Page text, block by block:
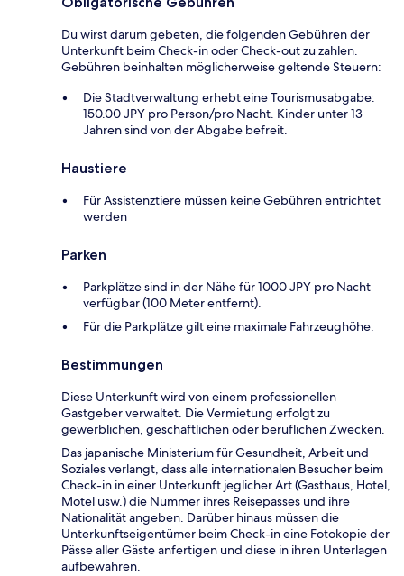
Du wirst darum gebeten, die folgenden Gebühren der
Unterkunft beim Check-in oder Check-out zu zahlen.
Gebühren beinhalten möglicherweise geltende Steuern:
Die Stadtverwaltung erhebt eine Tourismusabgabe:
150.00 JPY pro Person/pro Nacht. Kinder unter 13
Jahren sind von der Abgabe befreit.
Haustiere
Für Assistenztiere müssen keine Gebühren entrichtet
werden
Parken
Parkplätze sind in der Nähe für 1000 JPY pro Nacht
verfügbar (100 Meter entfernt).
Für die Parkplätze gilt eine maximale Fahrzeughöhe.
Bestimmungen
Diese Unterkunft wird von einem professionellen
Gastgeber verwaltet. Die Vermietung erfolgt zu
gewerblichen, geschäftlichen oder beruflichen Zwecken.
Das japanische Ministerium für Gesundheit, Arbeit und
Soziales verlangt, dass alle internationalen Besucher beim
Check-in in einer Unterkunft jeglicher Art (Gasthaus, Hotel,
Motel usw.) die Nummer ihres Reisepasses und ihre
Nationalität angeben. Darüber hinaus müssen die
Unterkunftseigentümer beim Check-in eine Fotokopie der
Pässe aller Gäste anfertigen und diese in ihren Unterlagen
aufbewahren.